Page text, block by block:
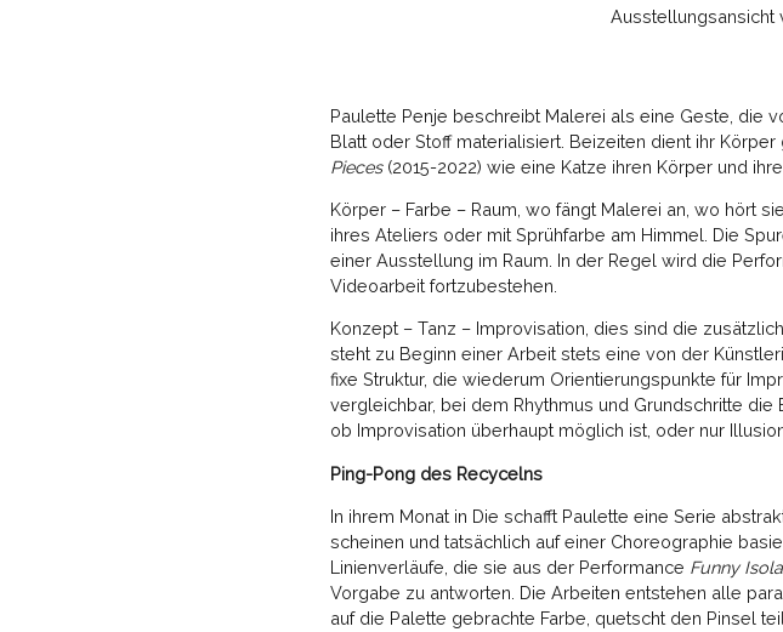
Ausstellungsansicht
Paulette Penje beschreibt Malerei als eine Geste, die
Blatt oder Stoff materialisiert. Beizeiten dient ihr
Pieces (2015-2022) wie eine Katze ihren Körper und
Körper – Farbe – Raum, wo fängt Malerei an, wo hört
ihres Ateliers oder mit Sprühfarbe am Himmel. Die
einer Ausstellung im Raum. In der Regel wird die
Videoarbeit fortzubestehen.
Konzept – Tanz – Improvisation, dies sind die
steht zu Beginn einer Arbeit stets eine von der
fixe Struktur, die wiederum Orientierungspunkte für
vergleichbar, bei dem Rhythmus und Grundschritte
ob Improvisation überhaupt möglich ist, oder nur
Ping-Pong des Recycelns
In ihrem Monat in Die schafft Paulette eine Serie
scheinen und tatsächlich auf einer Choreographie
Linienverläufe, die sie aus der Performance Funny
Vorgabe zu antworten. Die Arbeiten entstehen alle
auf die Palette gebrachte Farbe, quetscht den Pinsel